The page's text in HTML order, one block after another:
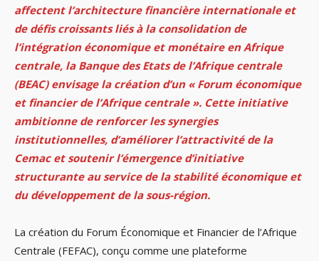
affectent l’architecture financière internationale et
de défis croissants liés à la consolidation de
l’intégration économique et monétaire en Afrique
centrale, la Banque des Etats de l’Afrique centrale
(BEAC) envisage la création d’un « Forum économique
et financier de l’Afrique centrale ». Cette initiative
ambitionne de renforcer les synergies
institutionnelles, d’améliorer l’attractivité de la
Cemac et soutenir l’émergence d’initiative
structurante au service de la stabilité économique et
du développement de la sous-région.
La création du Forum Économique et Financier de l’Afrique
Centrale (FEFAC), conçu comme une plateforme